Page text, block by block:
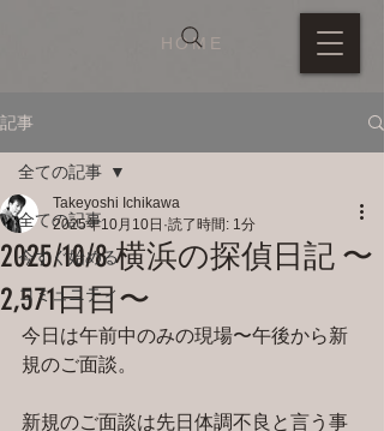
HOME
記事
全ての記事
今すぐ始める
コミュニティ
全ての記事
2025/10/8 横浜の探偵日記 〜
2,571日目〜
Takeyoshi Ichikawa
2025年10月10日 読了時間: 1分
今日は午前中のみの現場〜午後から新
規のご面談。
新規のご面談は先日体調不良と言う事